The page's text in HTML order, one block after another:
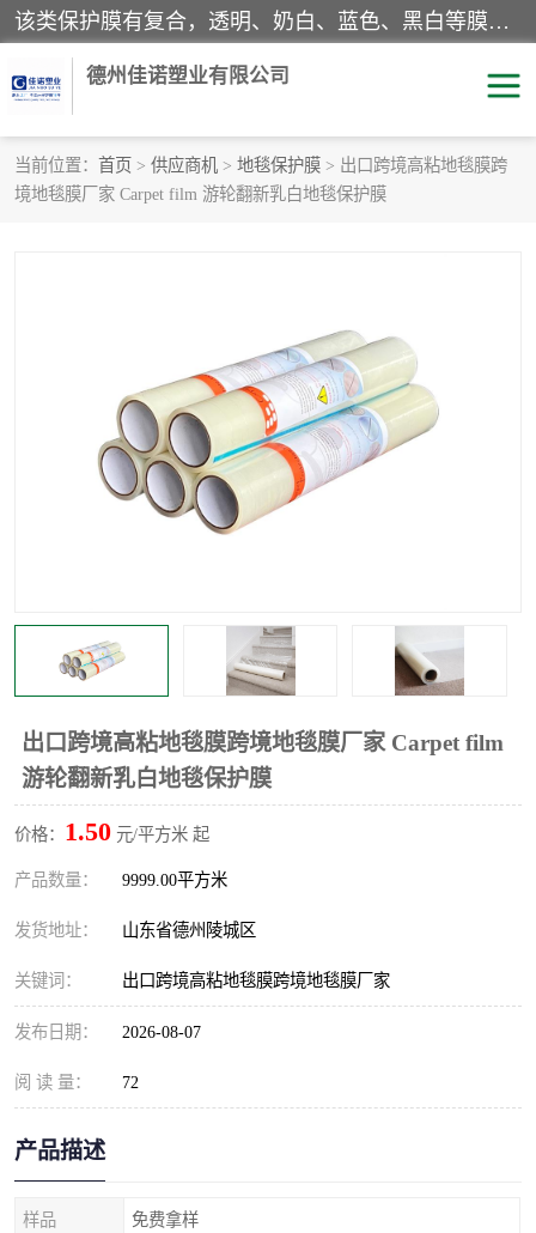
该类保护膜有复合，透明、奶白、蓝色、黑白等膜型。特高粘，高粘，中高粘，中粘，中低粘，低粘等。对于不同的粘力要求有相应的产品相适配。无胶渍残留污染。在较宽的收卷幅度下平整无皱纹，收卷长度大，利于机械化及自动化施工粘贴。为您的产品提供的表面保护解决方案。 产品广泛适用于：铝材、不锈钢、金属、塑料、电子、家电、家具、玻璃、化工材料、装饰材料等。
德州佳诺塑业有限公司
当前位置： 首页 > 供应商机 > 地毯保护膜 > 出口跨境高粘地毯膜跨
境地毯膜厂家 Carpet film 游轮翻新乳白地毯保护膜
出口跨境高粘地毯膜跨境地毯膜厂家 Carpet film
游轮翻新乳白地毯保护膜
价格： 1.50 元/平方米 起
产品数量： 9999.00平方米
发货地址： 山东省德州陵城区
关键词： 出口跨境高粘地毯膜跨境地毯膜厂家
发布日期： 2026-08-07
阅 读 量： 72
产品描述
样品 免费拿样
pe保护膜 包装膜
透明保护膜
乳白保护膜
明蓝保护膜 纯黑保护膜
印字保护膜 彩钢板保护膜
不锈钢板保护膜 一次性隔离膜